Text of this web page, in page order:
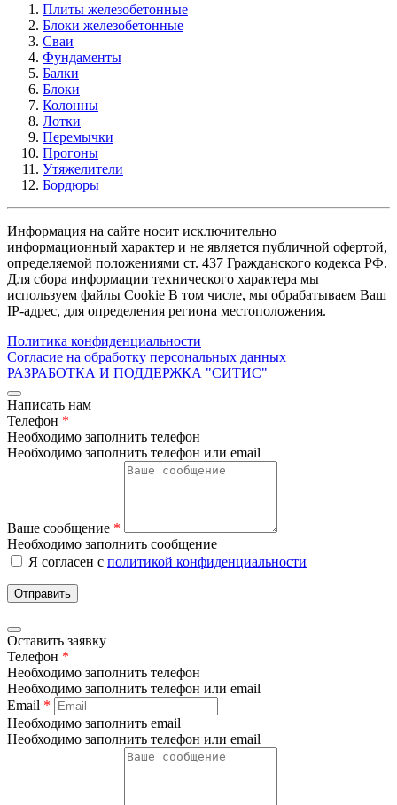
Плиты железобетонные
Блоки железобетонные
Сваи
Фундаменты
Балки
Блоки
Колонны
Лотки
Перемычки
Прогоны
Утяжелители
Бордюры
Информация на сайте носит исключительно
информационный характер и не является публичной офертой,
определяемой положениями ст. 437 Гражданского кодекса РФ.
Для сбора информации технического характера мы
используем файлы Cookie В том числе, мы обрабатываем Ваш
IP-адрес, для определения региона местоположения.
Политика конфиденциальности
Согласие на обработку персональных данных
РАЗРАБОТКА И ПОДДЕРЖКА "СИТИС"
Написать нам
Телефон *
Необходимо заполнить телефон
Необходимо заполнить телефон или email
Ваше сообщение *
Необходимо заполнить сообщение
Я согласен с политикой конфиденциальности
Отправить
Оставить заявку
Телефон *
Необходимо заполнить телефон
Необходимо заполнить телефон или email
Email *
Необходимо заполнить email
Необходимо заполнить телефон или email